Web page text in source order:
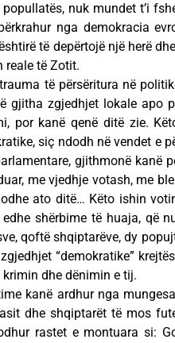
nuk mundet t’i
nga demokracia
të depërtojë një herë
reale të Zotit.
të përsëritura në
gjitha zgjedhjet lokale apo
por kanë qenë ditë zie.
siç ndodh në vendet e
gjithmonë kanë
me vjedhje votash, me
ato ditë… Këto ishin
shërbime të huaja, që
qoftë shqiptarëve, dy
“demokratike”
dhe dënimin e tij.
kanë ardhur nga
dhe shqiptarët të mos
rastet e montuara si: